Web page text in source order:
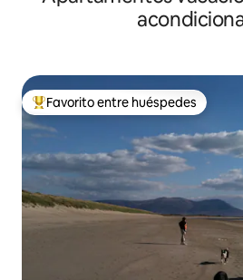
Favorito entre huéspedes preferido
Favorito entre huéspedes